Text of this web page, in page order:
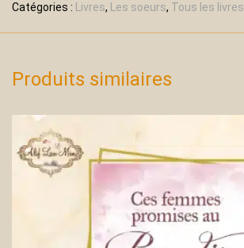
Catégories : Livres, Les soeurs, Tous les livres
Produits similaires